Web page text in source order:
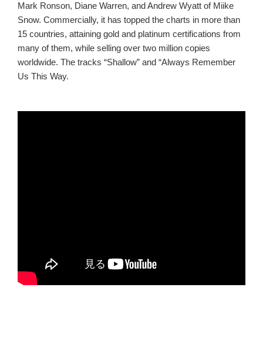
Mark Ronson, Diane Warren, and Andrew Wyatt of Miike
Snow. Commercially, it has topped the charts in more than
15 countries, attaining gold and platinum certifications from
many of them, while selling over two million copies
worldwide. The tracks “Shallow” and “Always Remember
Us This Way.